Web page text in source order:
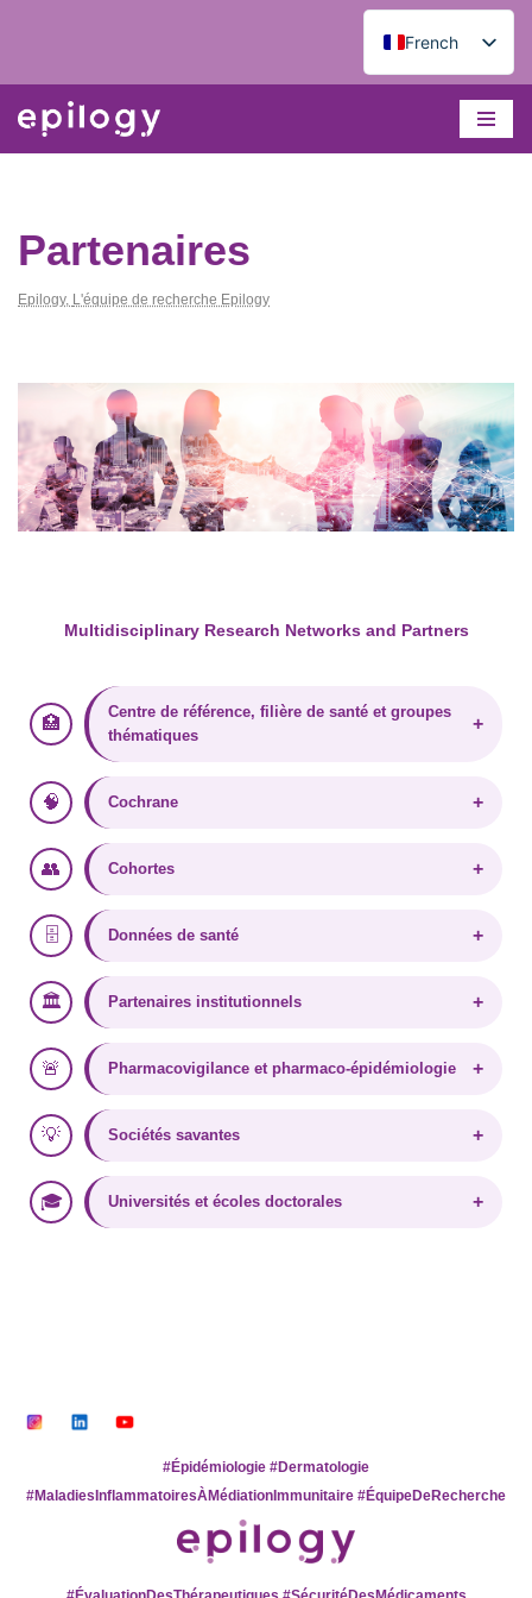
au
contenu
French
English
Partenaires
Epilogy, L'équipe de recherche Epilogy
Multidisciplinary Research Networks and Partners
🏥
Centre de référence, filière de santé et groupes
thématiques
+
🧠️ Cochrane +
👥 Cohortes +
🗄️ Données de santé +
🏛️ Partenaires institutionnels +
🚨️ Pharmacovigilance et pharmaco-épidémiologie +
💡 Sociétés savantes +
🎓 Universités et écoles doctorales +
#Épidémiologie #Dermatologie
#MaladiesInflammatoiresÀMédiationImmunitaire #ÉquipeDeRecherche